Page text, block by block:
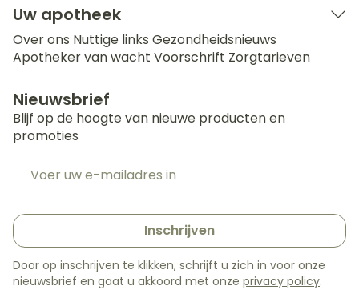
Uw apotheek
Over ons Nuttige links Gezondheidsnieuws
Apotheker van wacht Voorschrift Zorgtarieven
Nieuwsbrief
Blijf op de hoogte van nieuwe producten en
promoties
Inschrijven
Door op inschrijven te klikken, schrijft u zich in voor onze
nieuwsbrief en gaat u akkoord met onze privacy policy.